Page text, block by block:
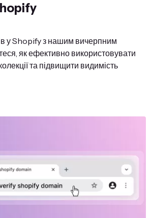
у Shopify з нашим вичерпним
як ефективно використовувати
та підвищити видимість